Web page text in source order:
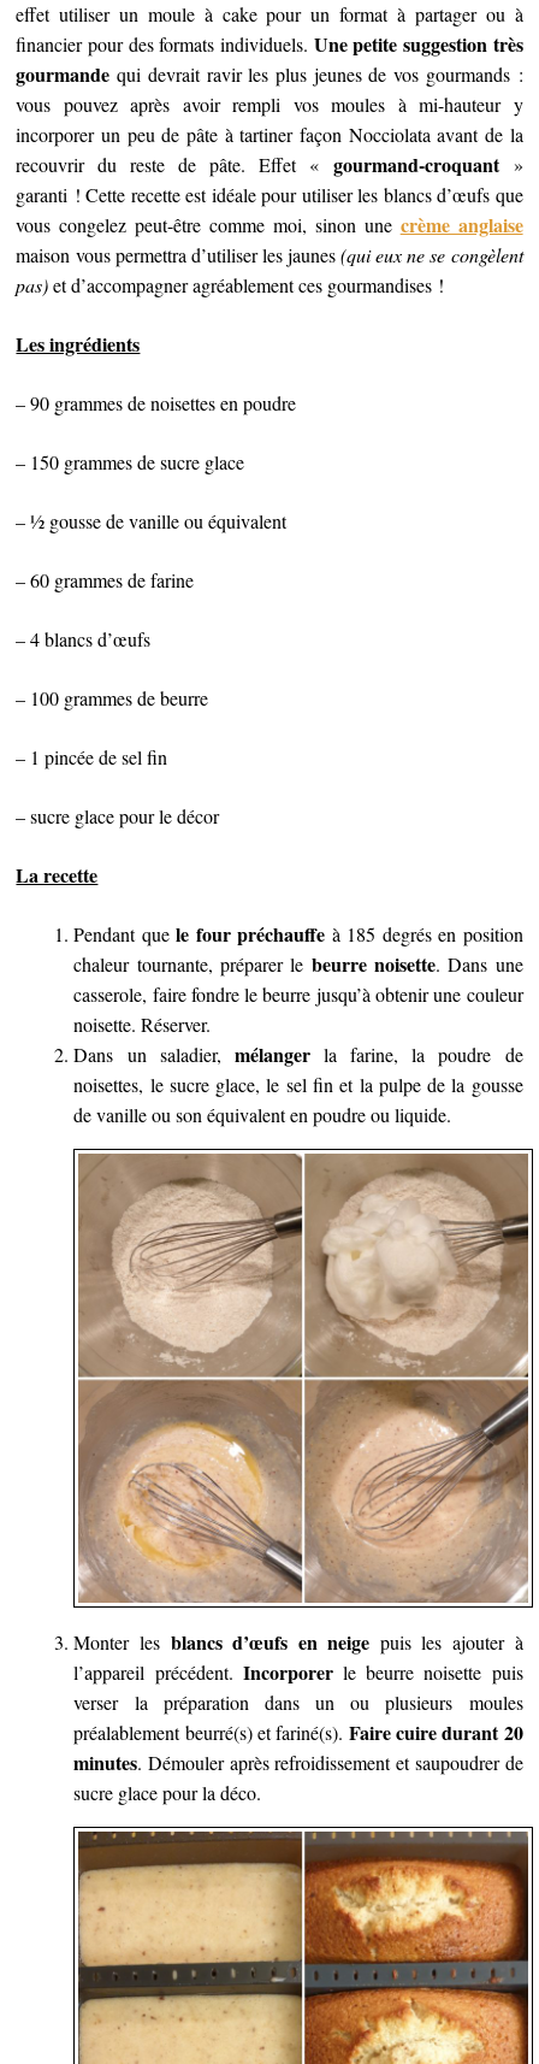
effet utiliser un moule à cake pour un format à partager ou à
financier pour des formats individuels. Une petite suggestion très
gourmande qui devrait ravir les plus jeunes de vos gourmands :
vous pouvez après avoir rempli vos moules à mi-hauteur y
incorporer un peu de pâte à tartiner façon Nocciolata avant de la
recouvrir du reste de pâte. Effet « gourmand-croquant»
garanti ! Cette recette est idéale pour utiliser les blancs d’œufs que
vous congelez peut-être comme moi, sinon une crème anglaise
maison vous permettra d’utiliser les jaunes(qui eux ne se congèlent
pas)et d’accompagner agréablement ces gourmandises !
Les ingrédients
– 90 grammes de noisettes en poudre
– 150 grammes de sucre glace
– ½ gousse de vanille ou équivalent
– 60 grammes de farine
– 4 blancs d’œufs
– 100 grammes de beurre
– 1 pincée de sel fin
– sucre glace pour le décor
La recette
Pendant quele four préchauffe à 185 degrés en position
chaleur tournante, préparer le beurre noisette. Dans une
casserole, faire fondre le beurre jusqu’à obtenir une couleur
noisette. Réserver.
Dans un saladier, mélangerla farine, la poudre de
noisettes, le sucre glace, le sel fin et la pulpe de la gousse
de vanille ou son équivalent en poudre ou liquide.
Monter les blancs d’œufs en neige puis les ajouter à
l’appareil précédent. Incorporerle beurre noisette puis
verser la préparation dans un ou plusieurs moules
préalablement beurré(s) et fariné(s). Faire cuire durant 20
minutes. Démouler après refroidissement et saupoudrer de
sucre glace pour la déco.